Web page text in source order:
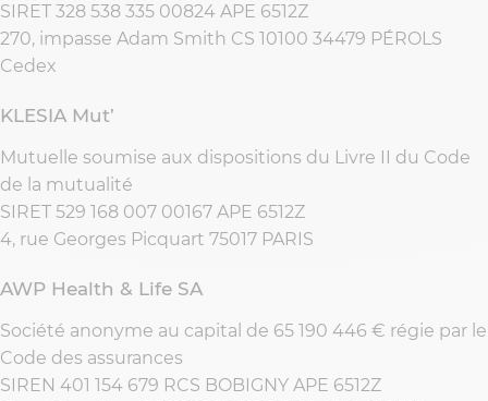
SIRET 328 538 335 00824 APE 6512Z
270, impasse Adam Smith CS 10100 34479 PÉROLS
Cedex
KLESIA Mut’
Mutuelle soumise aux dispositions du Livre II du Code
de la mutualité
SIRET 529 168 007 00167 APE 6512Z
4, rue Georges Picquart 75017 PARIS
AWP Health & Life SA
Société anonyme au capital de 65 190 446 € régie par le
Code des assurances
SIREN 401 154 679 RCS BOBIGNY APE 6512Z